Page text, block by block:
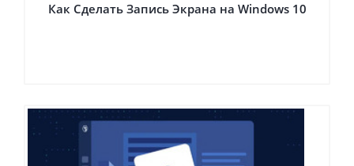
Как Сделать Запись Экрана на Windows 10